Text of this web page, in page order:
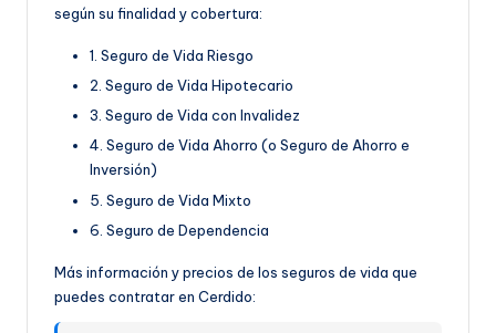
según su finalidad y cobertura:
1. Seguro de Vida Riesgo
2. Seguro de Vida Hipotecario
3. Seguro de Vida con Invalidez
4. Seguro de Vida Ahorro (o Seguro de Ahorro e
Inversión)
5. Seguro de Vida Mixto
6. Seguro de Dependencia
Más información y precios de los seguros de vida que
puedes contratar en Cerdido: